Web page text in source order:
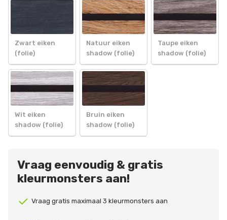
Zwart eiken
(folie)
Natuur eiken
shadow (folie)
Taupe eiken
shadow (folie)
Wit eiken
shadow (folie)
Bruin eiken
shadow (folie)
Vraag eenvoudig & gratis
kleurmonsters aan!
Vraag gratis maximaal 3 kleurmonsters aan